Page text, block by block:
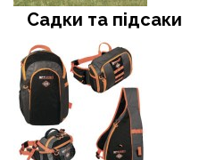
Садки та підсаки